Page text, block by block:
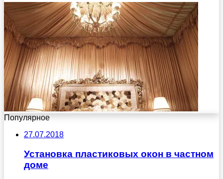
Популярное
27.07.2018
Установка пластиковых окон в частном
доме